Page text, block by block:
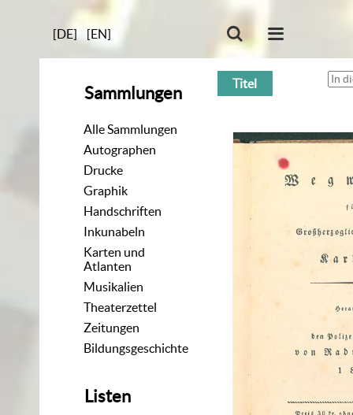
[DE] [EN]
Sammlungen
Alle Sammlungen
Autographen
Drucke
Graphik
Handschriften
Inkunabeln
Karten und
Atlanten
Musikalien
Theaterzettel
Zeitungen
Bildungsgeschichte
Listen
Titel